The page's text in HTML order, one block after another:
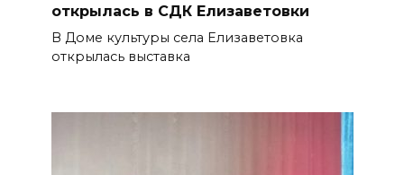
открылась в СДК Елизаветовки
В Доме культуры села Елизаветовка
открылась выставка